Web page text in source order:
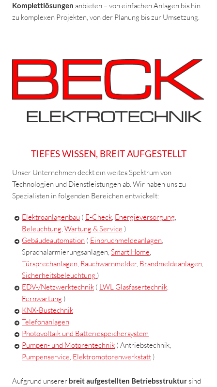
Komplettlösungen anbieten – von einfachen Anlagen bis hin
zu komplexen Projekten, von der Planung bis zur Umsetzung.
TIEFES WISSEN, BREIT AUFGESTELLT
Unser Unternehmen deckt ein weites Spektrum von
Technologien und Dienstleistungen ab. Wir haben uns zu
Spezialisten in folgenden Bereichen entwickelt:
Elektroanlagenbau ( E-Check Energieversorgung
Beleuchtung Wartung & Service )
Gebäudeautomation ( Einbruchmeldeanlagen
Sprachalarmierungsanlagen, Smart Home
Türsprechanlagen Rauchwarnmelder, Brandmeldeanlagen
Sicherheitsbeleuchtung )
EDV-/Netzwerktechnik ( LWL Glasfasertechnik
Fernwartung )
KNX-Bustechnik
Telefonanlagen
Photovoltaik und Batteriespeichersystem
Pumpen- und Motorentechnik ( Antriebstechnik,
Pumpenservice Elektromotorenwerkstatt )
Aufgrund unserer breit aufgestellten Betriebsstruktursind